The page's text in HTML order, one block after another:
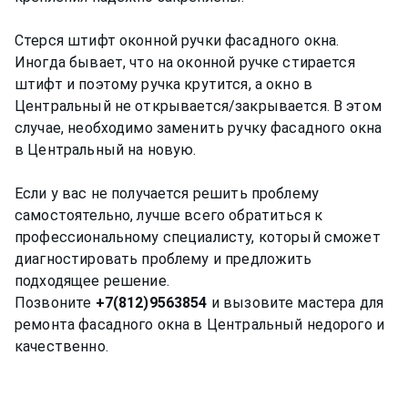
Стерся штифт оконной ручки фасадного окна.
Иногда бывает, что на оконной ручке стирается
штифт и поэтому ручка крутится, а окно в
Центральный не открывается/закрывается. В этом
случае, необходимо заменить ручку фасадного окна
в Центральный на новую.
Если у вас не получается решить проблему
самостоятельно, лучше всего обратиться к
профессиональному специалисту, который сможет
диагностировать проблему и предложить
подходящее решение.
Позвоните +7(812)9563854 и вызовите мастера для
ремонта фасадного окна в Центральный недорого и